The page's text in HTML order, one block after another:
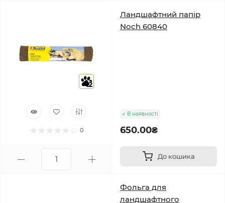
2
0
Ландшафтний папір
Noch 60840
В наявності
650.00₴
До кошика
Фольга для
ландшафтного